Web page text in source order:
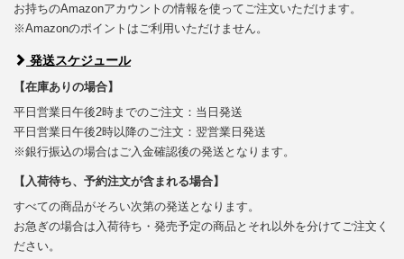
お持ちのAmazonアカウントの情報を使ってご注文いただけます。
※Amazonのポイントはご利用いただけません。
発送スケジュール
【在庫ありの場合】
平日営業日午後2時までのご注文：当日発送
平日営業日午後2時以降のご注文：翌営業日発送
※銀行振込の場合はご入金確認後の発送となります。
【入荷待ち、予約注文が含まれる場合】
すべての商品がそろい次第の発送となります。
お急ぎの場合は入荷待ち・発売予定の商品とそれ以外を分けてご注文く
ださい。